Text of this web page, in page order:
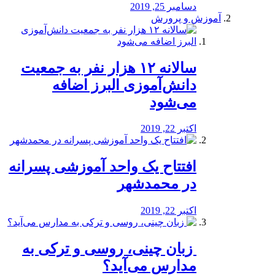
دسامبر 25, 2019
آموزش و پرورش
️سالانه ۱۲ هزار نفر به جمعیت
دانش‌آموزی البرز اضافه
می‌شود
اکتبر 22, 2019
افتتاح یک واحد آموزشی پسرانه
در محمدشهر
اکتبر 22, 2019
️ زبان چینی، روسی و ترکی به
مدارس می‌آید؟